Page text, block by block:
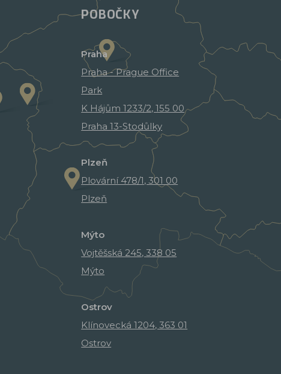
POBOČKY
Praha
Praha - Prague Office
Park
K Hájům 1233/2, 155 00
Praha 13-Stodůlky
Plzeň
Plovární 478/1, 301 00
Plzeň
Mýto
Vojtěšská 245, 338 05
Mýto
Ostrov
Klínovecká 1204, 363 01
Ostrov